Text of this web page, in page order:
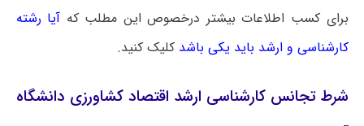
برای کسب اطلاعات بیشتر درخصوص این مطلب که آیا رشته
کارشناسی و ارشد باید یکی باشد کلیک کنید.
شرط تجانس کارشناسی ارشد اقتصاد کشاورزی دانشگاه